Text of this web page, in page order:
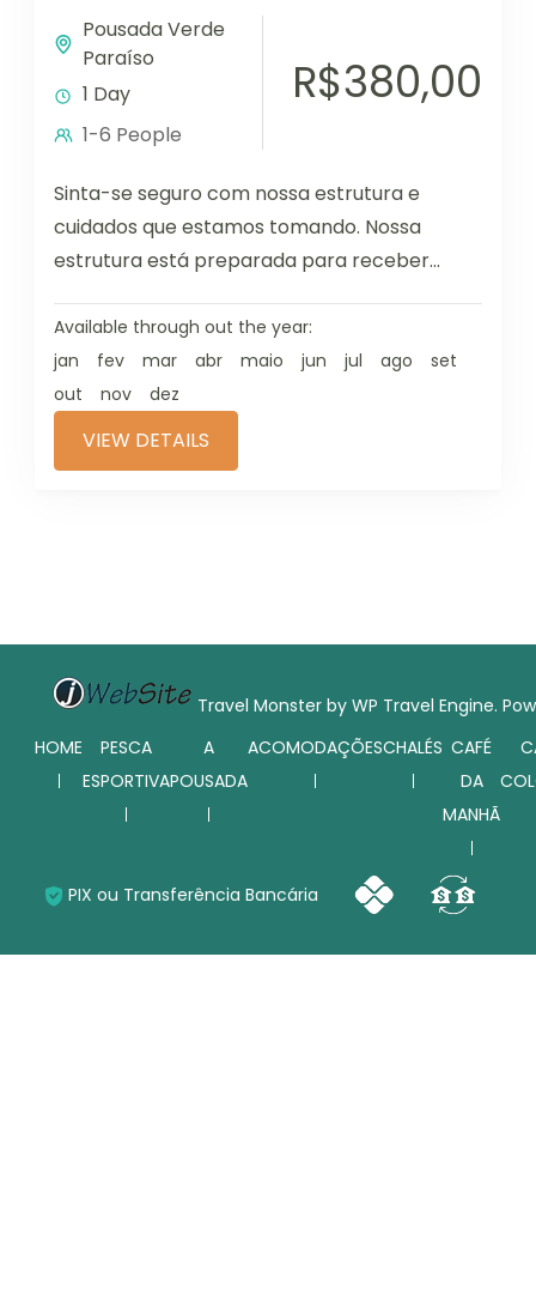
Pousada Verde
Paraíso
1 Day
1-6 People
R$380,00
Sinta-se seguro com nossa estrutura e
cuidados que estamos tomando. Nossa
estrutura está preparada para receber
medidas de prevenção....
Available through out the year:
jan
fev mar abr maio jun jul ago
set
out
nov dez
VIEW DETAILS
Travel Monster by WP Travel Engine.
HOME
PESCA
ESPORTIVA
A
POUSADA
ACOMODAÇÕESCHALÉS CAFÉ
DA
MANHÃ
PIX ou Transferência Bancária